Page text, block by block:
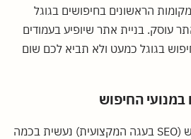
הראשונים בחיפושים בגוגל
עוסק. בניית אתר שיופיע בעמודים
בגוגל כמעט ולא תביא לכם שום
החיפוש
אופטימיזציה למנועי חיפוש (SEO בעגה המקצועית) נעשית בכמה